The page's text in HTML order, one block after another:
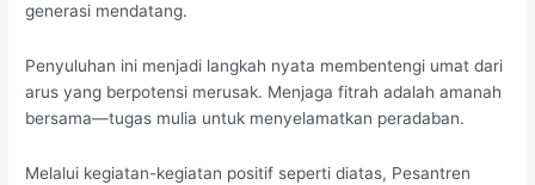
generasi mendatang.
Penyuluhan ini menjadi langkah nyata membentengi umat dari
arus yang berpotensi merusak. Menjaga fitrah adalah amanah
bersama—tugas mulia untuk menyelamatkan peradaban.
Melalui kegiatan-kegiatan positif seperti diatas, Pesantren